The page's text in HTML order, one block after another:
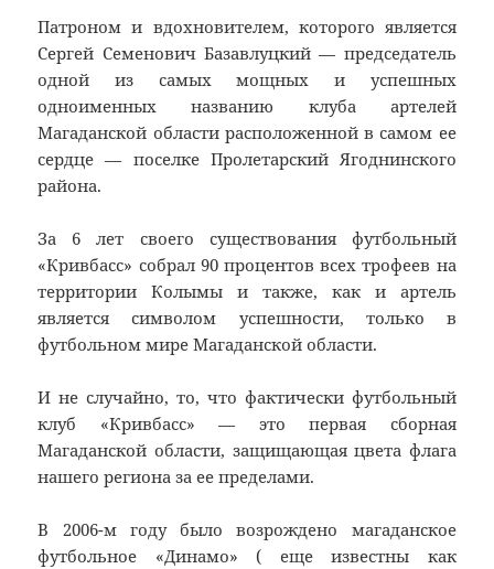
Патроном и вдохновителем, которого является
Сергей Семенович Базавлуцкий — председатель
одной из самых мощных и успешных
одноименных названию клуба артелей
Магаданской области расположенной в самом ее
сердце — поселке Пролетарский Ягоднинского
района.
За 6 лет своего существования футбольный
«Кривбасс» собрал 90 процентов всех трофеев на
территории Колымы и также, как и артель
является символом успешности, только в
футбольном мире Магаданской области.
И не случайно, то, что фактически футбольный
клуб «Кривбасс» — это первая сборная
Магаданской области, защищающая цвета флага
нашего региона за ее пределами.
В 2006-м году было возрождено магаданское
футбольное «Динамо» ( еще известны как